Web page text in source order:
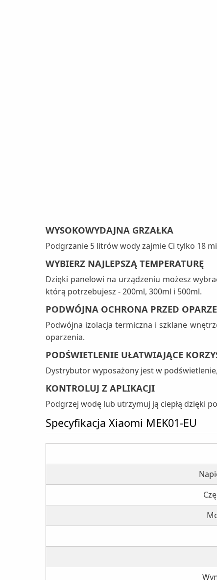
WYSOKOWYDAJNA GRZAŁKA
Podgrzanie 5 litrów wody zajmie Ci tylko 18
WYBIERZ NAJLEPSZĄ TEMPERATURĘ
Dzięki panelowi na urządzeniu możesz
którą potrzebujesz - 200ml, 300ml i 500ml.
PODWÓJNA OCHRONA PRZED
Podwójna izolacja termiczna i szklane
oparzenia.
PODŚWIETLENIE UŁATWIAJĄCE
Dystrybutor wyposażony jest w
KONTROLUJ Z APLIKACJI
Podgrzej wodę lub utrzymuj ją ciepłą dzięki
Specyfikacja Xiaomi MEK01-EU